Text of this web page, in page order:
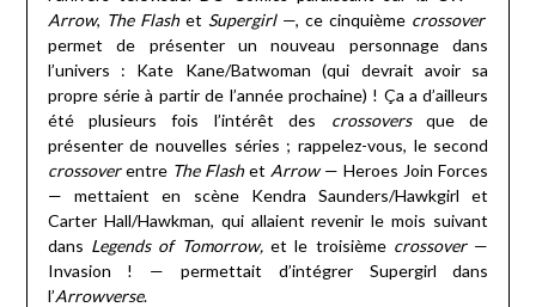
Arrow, The Flashet Supergirl—, ce cinquième crossover
permet de présenter un nouveau personnage dans
l’univers : Kate Kane/Batwoman (qui devrait avoir sa
propre série à partir de l’année prochaine) ! Ça a d’ailleurs
été plusieurs fois l’intérêt des crossoversque de
présenter de nouvelles séries ; rappelez-vous, le second
crossoverentre The Flashet Arrow— Heroes Join Forces
— mettaient en scène Kendra Saunders/Hawkgirl et
Carter Hall/Hawkman, qui allaient revenir le mois suivant
dans Legends of Tomorrow,et le troisième crossover—
Invasion ! — permettait d’intégrer Supergirl dans
l’Arrowverse.